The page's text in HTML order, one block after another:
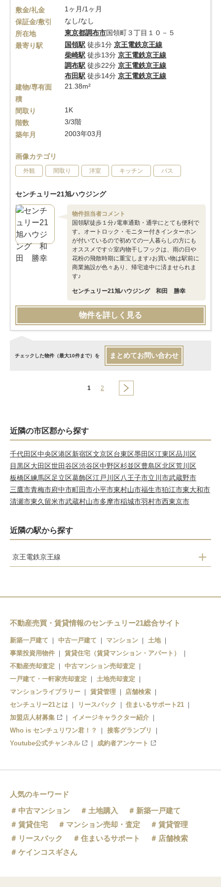
敷金/礼金
1ヶ月/1ヶ月
保証金/敷引
なし/なし
所在地
東京都調布市国領町３丁目１０－５
最寄り駅
国領駅 徒歩1分 京王電鉄京王線
柴崎駅 徒歩13分 京王電鉄京王線
調布駅 徒歩22分 京王電鉄京王線
布田駅 徒歩14分 京王電鉄京王線
建物/専有面
積
21.38m²
間取り
1K
階数
3/3階
築年月
2003年03月
画像カテゴリ
外観 間取り 洋室 キッチン バス
センチュリー21旭ハウジング
物件担当者コメント
国領駅徒歩１分♪電車通勤・通学にとても便利で
す。オートロック・モニター付きインターホン
が付いているので初めての一人暮らしの方にも
オススメです☆室内物干しフックは、雨の日や
花粉の飛散時期に重宝します♪お買い物は駅前に
商業施設が色々あり、帰宅途中に済ませられま
す♪
センチュリー21旭ハウジング 和田 勝幸
物件を詳しく見る
チェックした物件（最大10件まで）を まとめてお問い合わせ
1 2
近隣の市区郡から探す
千代田区中央区港区新宿区文京区台東区墨田区江東区品川区
目黒区大田区世田谷区渋谷区中野区杉並区豊島区北区荒川区
板橋区練馬区足立区葛飾区江戸川区八王子市立川市武蔵野市
三鷹市青梅市府中市町田市小平市東村山市福生市狛江市東大和市
清瀬市東久留米市武蔵村山市多摩市稲城市羽村市西東京市
近隣の駅から探す
京王電鉄京王線
京王八王子
不動産売買・賃貸情報のセンチュリー21総合サイト
新築一戸建て 中古一戸建て マンション
土地
事業投資用物件
賃貸住宅（賃貸マンション・アパート）
不動産売却査定
中古マンション売却査定
一戸建て・一軒家売却査定
土地売却査定
マンションライブラリー
賃貸管理
店舗検索
センチュリー21とは
リースバック
住まいるサポート21
加盟店人材募集
イメージキャラクター紹介
Who is センチュリワン君！？
接客グランプリ
Youtube公式チャンネル
成約者アンケート
人気のキーワード
中古マンション
土地購入
新築一戸建て
賃貸住宅
マンション売却・査定
賃貸管理
リースバック
住まいるサポート
店舗検索
ケインコスギさん